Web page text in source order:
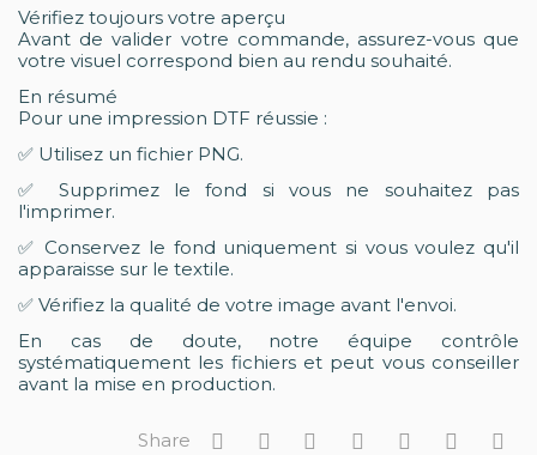
Vérifiez toujours votre aperçu
Avant de valider votre commande, assurez-vous que
votre visuel correspond bien au rendu souhaité.
En résumé
Pour une impression DTF réussie :
✅ Utilisez un fichier PNG.
✅ Supprimez le fond si vous ne souhaitez pas
l'imprimer.
✅ Conservez le fond uniquement si vous voulez qu'il
apparaisse sur le textile.
✅ Vérifiez la qualité de votre image avant l'envoi.
En cas de doute, notre équipe contrôle
systématiquement les fichiers et peut vous conseiller
avant la mise en production.
Share